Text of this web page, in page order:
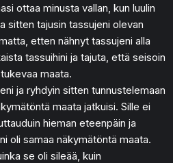
ottaa minusta vallan, kun luulin
sitten tajusin tassujeni olevan
etten nähnyt tassujeni alla
tassuihini ja tajuta, että seisoin
maata.
ja ryhdyin sitten tunnustelemaan
maata jatkuisi. Sille ei
hieman eteenpäin ja
oli samaa näkymätöntä maata.
se oli sileää, kuin